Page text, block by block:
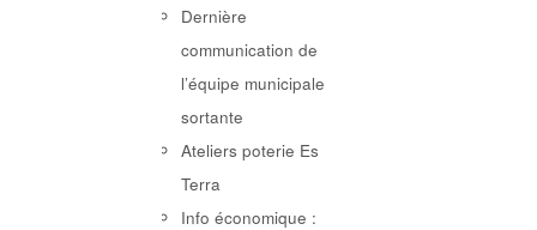
Dernière
communication de
l’équipe municipale
sortante
Ateliers poterie Es
Terra
Info économique :